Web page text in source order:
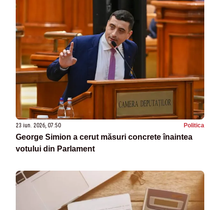
23 iun. 2026, 07:50 Politica
George Simion a cerut măsuri concrete înaintea
votului din Parlament